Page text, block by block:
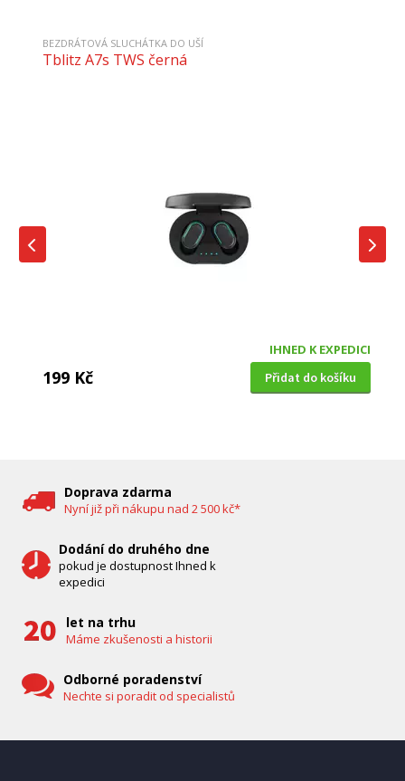
BEZDRÁTOVÁ SLUCHÁTKA DO UŠÍ
Tblitz A7s TWS černá
IHNED K EXPEDICI
199 Kč Přidat do košíku
Doprava zdarma
Nyní již při nákupu nad 2 500 kč*
Dodání do druhého dne
pokud je dostupnost Ihned k
expedici
let na trhu
Máme zkušenosti a historii
Odborné poradenství
Nechte si poradit od specialistů